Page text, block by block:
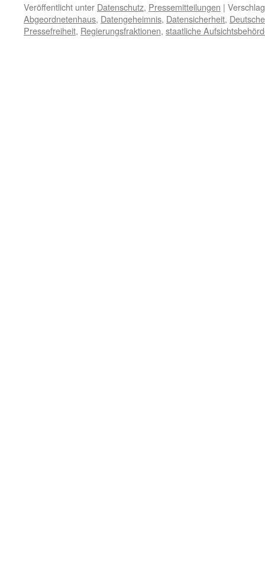
Veröffentlicht unter Datenschutz, Pressemitteilungen |
Abgeordnetenhaus, Datengeheimnis, Datensicherheit,
Pressefreiheit, Regierungsfraktionen, staatliche